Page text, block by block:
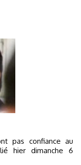
hier dimanche 6